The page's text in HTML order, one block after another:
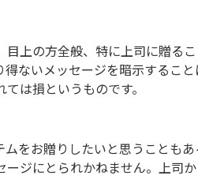
上の方全般、特に上司に贈る
ないメッセージを暗示するこ
は損というものです。
をお贈りしたいと思うことも
ジにとられかねません。上司